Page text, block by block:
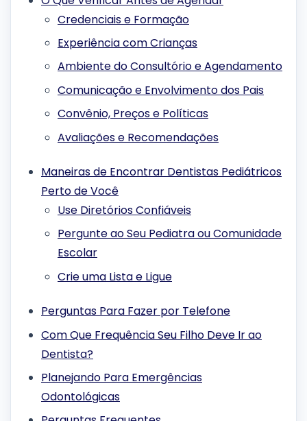
Credenciais e Formação
Experiência com Crianças
Ambiente do Consultório e Agendamento
Comunicação e Envolvimento dos Pais
Convênio, Preços e Políticas
Avaliações e Recomendações
Maneiras de Encontrar Dentistas Pediátricos
Perto de Você
Use Diretórios Confiáveis
Pergunte ao Seu Pediatra ou Comunidade
Escolar
Crie uma Lista e Ligue
Perguntas Para Fazer por Telefone
Com Que Frequência Seu Filho Deve Ir ao
Dentista?
Planejando Para Emergências
Odontológicas